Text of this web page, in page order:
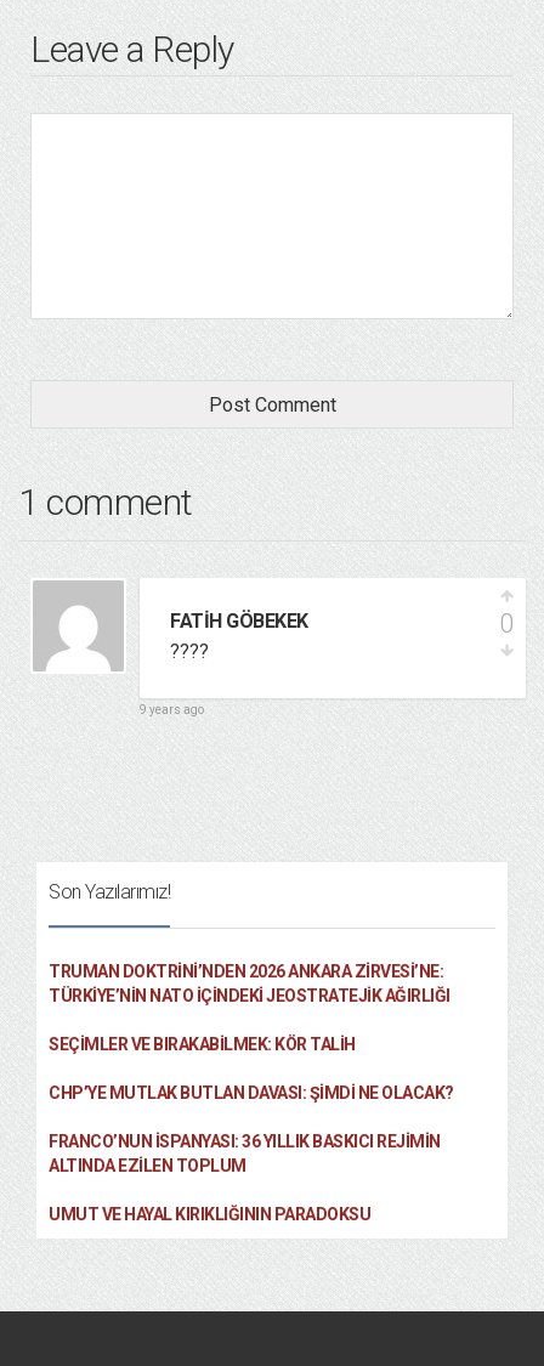
Leave a Reply
1 comment
FATIH GÖBEKEK
????
0
9 years ago
Son Yazılarımız!
TRUMAN DOKTRINI’NDEN 2026 ANKARA ZIRVESI’NE:
TÜRKIYE’NIN NATO İÇINDEKI JEOSTRATEJIK AĞIRLIĞI
SEÇIMLER VE BIRAKABILMEK: KÖR TALIH
CHP’YE MUTLAK BUTLAN DAVASI: ŞİMDİ NE OLACAK?
FRANCO’NUN İSPANYASI: 36 YILLIK BASKICI REJIMIN
ALTINDA EZILEN TOPLUM
UMUT VE HAYAL KIRIKLIĞININ PARADOKSU